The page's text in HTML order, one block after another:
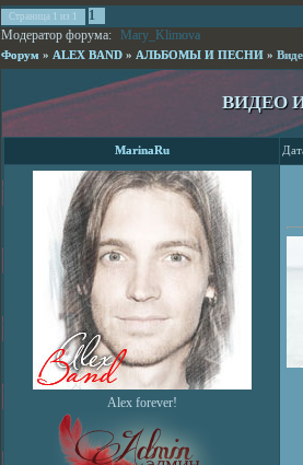
Страница 1 из 1
1
Модератор форума: Mary_Klimova
Форум » ALEX BAND » АЛЬБОМЫ И ПЕСНИ »
ВИДЕО
MarinaRu
Alex forever!